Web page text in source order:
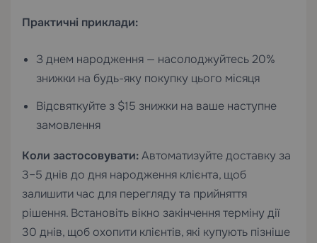
Практичні приклади:
З днем народження — насолоджуйтесь 20%
знижки на будь-яку покупку цього місяця
Відсвяткуйте з $15 знижки на ваше наступне
замовлення
Коли застосовувати:Автоматизуйте доставку за
3–5 днів до дня народження клієнта, щоб
залишити час для перегляду та прийняття
рішення. Встановіть вікно закінчення терміну дії
30 днів, щоб охопити клієнтів, які купують пізніше